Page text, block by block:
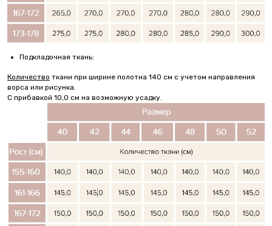
Подкладочная ткань:
Количество ткани при ширине полотна 140 см с учетом направления
ворса или рисунка.
С прибавкой 10,0 см на возможную усадку.